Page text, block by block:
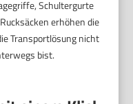
Schultergurte
erhöhen die
Transportlösung nicht
bist.